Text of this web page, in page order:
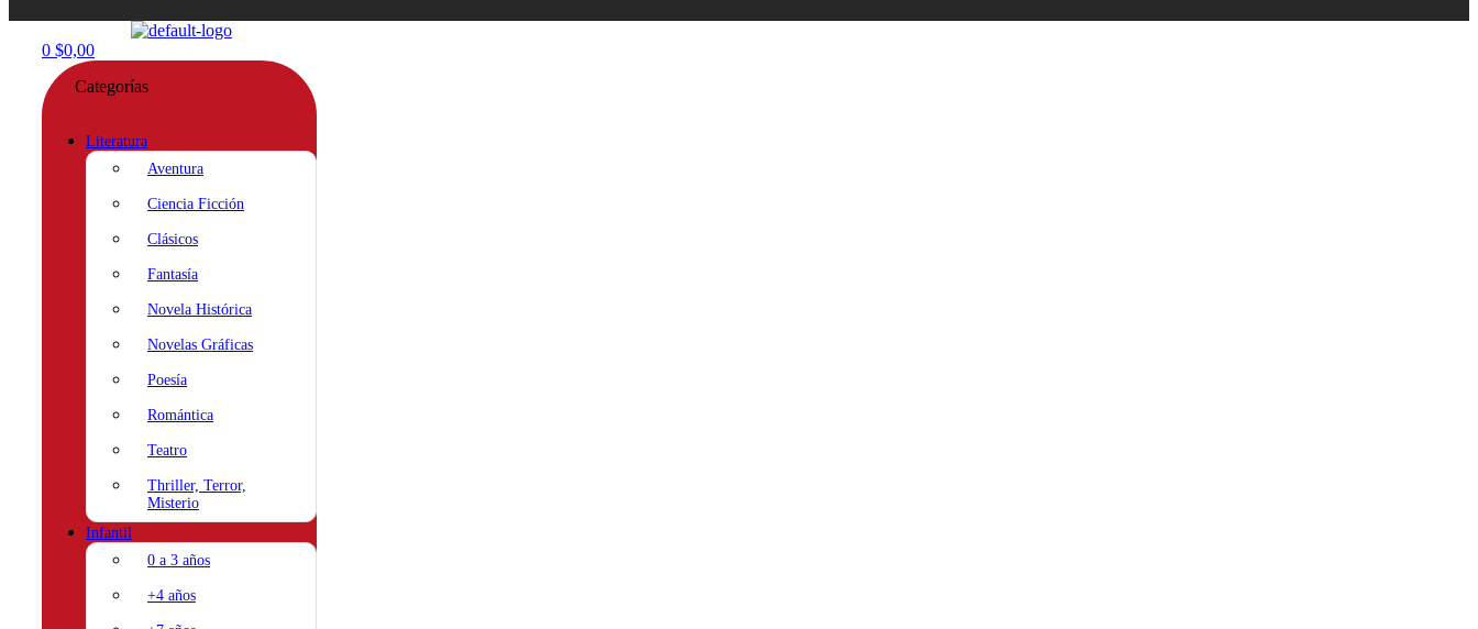
0 $0,00
Categorías
Literatura
Aventura
Ciencia Ficción
Clásicos
Fantasía
Novela Histórica
Novelas Gráficas
Poesía
Romántica
Teatro
Thriller, Terror,
Misterio
Infantil
0 a 3 años
+4 años